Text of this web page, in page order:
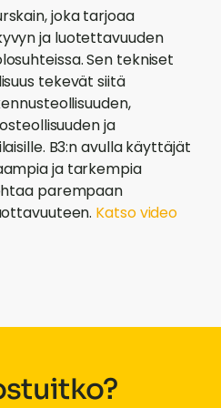
joka tarjoaa
ja luotettavuuden
Sen tekniset
tekevät siitä
ja
B3:n avulla käyttäjät
ja tarkempia
parempaan
Katso video